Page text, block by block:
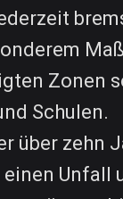
Zonen
Schulen.
über zehn
Unfall